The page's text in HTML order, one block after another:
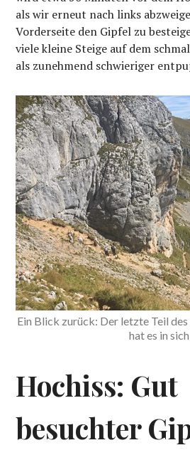
als wir erneut nach links
Vorderseite den Gipfel zu
viele kleine Steige auf dem
als zunehmend schwieriger
Ein Blick zurück: Der letzte Teil
hat es in sich
Hochiss: Gut
besuchter